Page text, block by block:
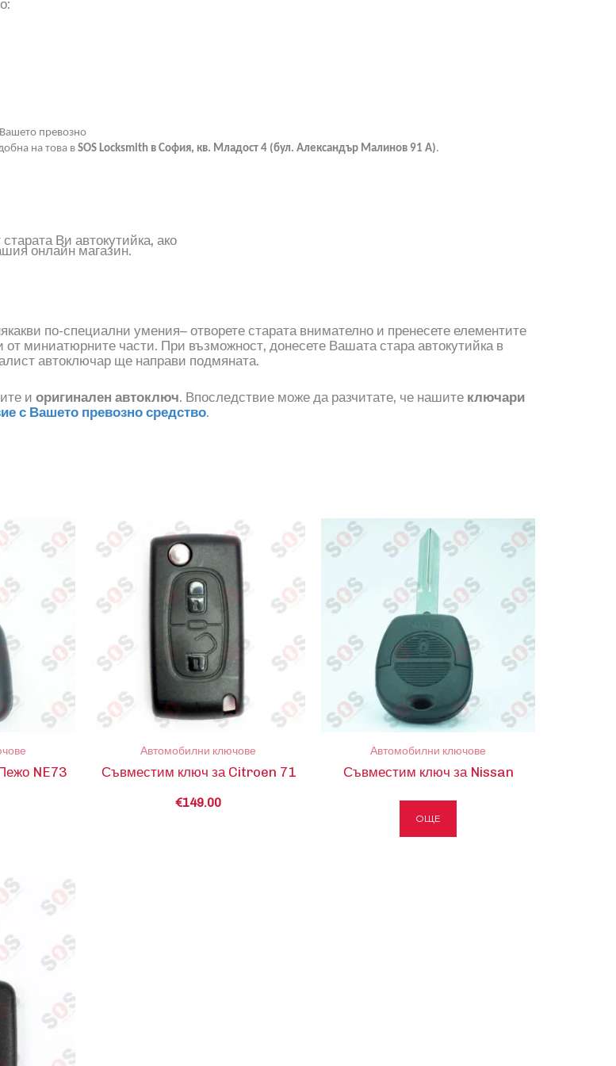
превозно
на това в SOS Locksmith в София, кв. Младост 4 (бул. Александър Малинов 91 А).
Ви автокутийка, ако
онлайн магазин.
по-специални умения– отворете старата внимателно и пренесете елементите
от миниатюрните части. При възможност, донесете Вашата стара автокутийка в
автоключар ще направи подмяната.
и оригинален автоключ. Впоследствие може да разчитате, че нашите ключари
с Вашето превозно средство.
NE73
Автомобилни ключове
Съвместим ключ за Citroen 71
€149.00
Автомобилни ключове
Съвместим ключ за Nissan
ОЩЕ